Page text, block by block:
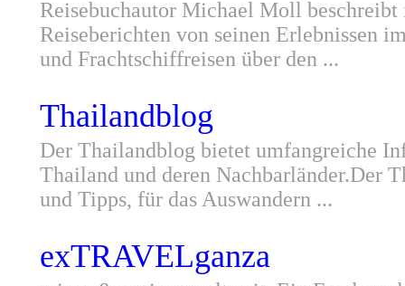
Reisebuchautor Michael Moll
Reiseberichten von seinen Erlebnissen
und Frachtschiffreisen über den ...
Thailandblog
Der Thailandblog bietet umfangreiche
Thailand und deren Nachbarländer.Der
und Tipps, für das Auswandern ...
exTRAVELganza